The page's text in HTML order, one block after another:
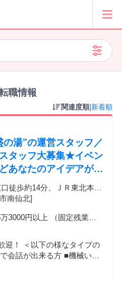
職情報
関連度順 新着順
湯”の運営スタッフ／
タッフ大募集★イベン
あなたのアイデアが活
しっかりサポート｜月
徒歩約14分、ＪＲ東北本線
新幹線 盛岡南口徒歩約43
南仙北]
3000円以上 （固定残業代
間を超えた勤務時間につい
の夜間手当代(2万5780円)
イプの
会話が出来る方 ■機械いじ
以下の経験が